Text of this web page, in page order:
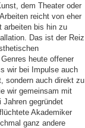
dem Theater oder
reicht von eher
arbeiten bis hin zu
Das ist der Reiz
heute offener
wir bei Impulse auch
sondern auch direkt zu
wir gemeinsam mit
Jahren gegründet
Akademiker
ganz andere